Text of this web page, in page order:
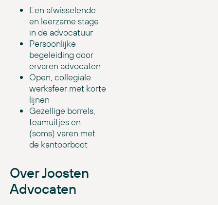
Een afwisselende
en leerzame stage
in de advocatuur
Persoonlijke
begeleiding door
ervaren advocaten
Open, collegiale
werksfeer met korte
lijnen
Gezellige borrels,
teamuitjes en
(soms) varen met
de kantoorboot
Over Joosten
Advocaten